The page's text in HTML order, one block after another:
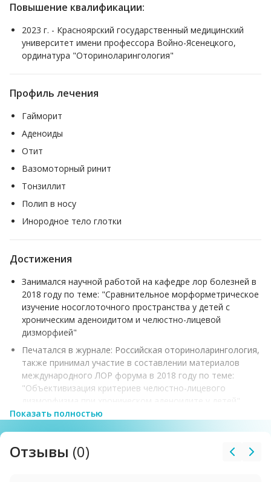
Повышение квалификации:
2023 г. - Красноярский государственный медицинский
университет имени профессора Войно-Ясенецкого,
ординатура "Оториноларингология"
Профиль лечения
Гайморит
Аденоиды
Отит
Вазомоторный ринит
Тонзиллит
Полип в носу
Инородное тело глотки
Достижения
Занимался научной работой на кафедре лор болезней в
2018 году по теме: "Сравнительное морформетрическое
изучение носоглоточного пространства у детей с
хроническим аденоидитом и челюстно-лицевой
дизморфией"
Печатался в журнале: Российская оториноларингология,
также принимал участие в составлении материалов
международного ЛОР форума в 2018 году по теме:
"Объективизация критериев челюстно-лицевого
Показать полностью
Отзывы (0)